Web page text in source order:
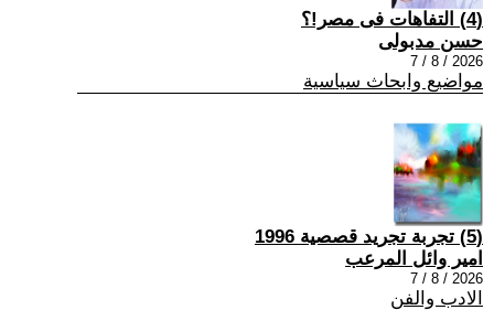
(4) التفاهات فى مصر!؟
حسن مدبولى
2026 / 8 / 7
مواضيع وابحاث سياسية
(5) تجربة تجريد قصصية 1996
امير وائل المرعب
2026 / 8 / 7
الادب والفن